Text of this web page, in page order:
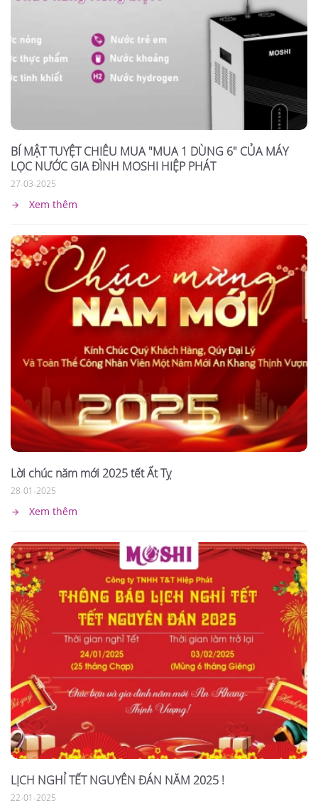
BÍ MẬT TUYỆT CHIÊU MUA "MUA 1 DÙNG 6" CỦA MÁY
LỌC NƯỚC GIA ĐÌNH MOSHI HIỆP PHÁT
27-03-2025
Xem thêm
Lời chúc năm mới 2025 tết Ất Tỵ
28-01-2025
Xem thêm
LỊCH NGHỈ TẾT NGUYÊN ĐÁN NĂM 2025 !
22-01-2025